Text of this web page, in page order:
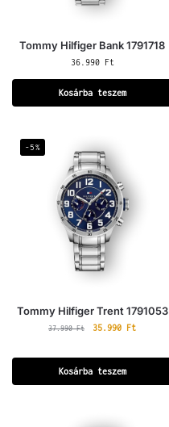
Tommy Hilfiger Bank 1791718
36.990 Ft
Kosárba teszem
-5%
Tommy Hilfiger Trent 1791053
37.990Ft 35.990 Ft
Kosárba teszem